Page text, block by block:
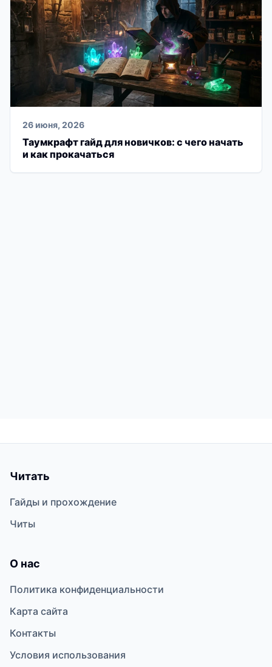
26 июня, 2026
Таумкрафт гайд для новичков: с чего начать
и как прокачаться
Читать
Гайды и прохождение
Читы
О нас
Политика конфиденциальности
Карта сайта
Контакты
Условия использования